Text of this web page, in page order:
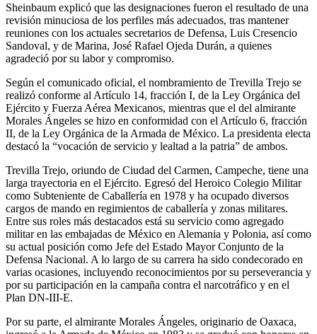
Sheinbaum explicó que las designaciones fueron el resultado de una
revisión minuciosa de los perfiles más adecuados, tras mantener
reuniones con los actuales secretarios de Defensa, Luis Cresencio
Sandoval, y de Marina, José Rafael Ojeda Durán, a quienes
agradeció por su labor y compromiso.
Según el comunicado oficial, el nombramiento de Trevilla Trejo se
realizó conforme al Artículo 14, fracción I, de la Ley Orgánica del
Ejército y Fuerza Aérea Mexicanos, mientras que el del almirante
Morales Ángeles se hizo en conformidad con el Artículo 6, fracción
II, de la Ley Orgánica de la Armada de México. La presidenta electa
destacó la “vocación de servicio y lealtad a la patria” de ambos.
Trevilla Trejo, oriundo de Ciudad del Carmen, Campeche, tiene una
larga trayectoria en el Ejército. Egresó del Heroico Colegio Militar
como Subteniente de Caballería en 1978 y ha ocupado diversos
cargos de mando en regimientos de caballería y zonas militares.
Entre sus roles más destacados está su servicio como agregado
militar en las embajadas de México en Alemania y Polonia, así como
su actual posición como Jefe del Estado Mayor Conjunto de la
Defensa Nacional. A lo largo de su carrera ha sido condecorado en
varias ocasiones, incluyendo reconocimientos por su perseverancia y
por su participación en la campaña contra el narcotráfico y en el
Plan DN-III-E.
Por su parte, el almirante Morales Ángeles, originario de Oaxaca,